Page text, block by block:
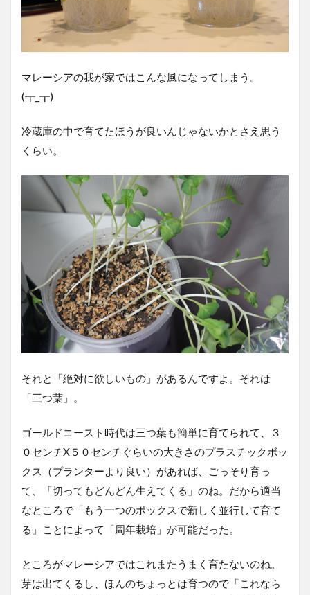
マレーシアの我が家ではこんな風になってしまう。
(┰_┰)
冷蔵庫の中で育てたほうが良いんじゃないかとさえ思う
くらい。
それと「絶対に欲しいもの」があるんですよ。それは
「三つ葉」。
ゴールドコースト時代は三つ葉も簡単に育てられて、３
０センチX５０センチぐらいの大きさのプラスチックボッ
クス（プランターより良い）があれば、ごっそり育っ
て、「切ってもどんどん生えてくる」のね。だから適当
なところで「もう一つのボックスで新しく並行して育て
る」ことによって「周年栽培」が可能だった。
ところがマレーシアではこれまたうまく育たないのね。
芽は出てくるし、ほんのちょっとは育つので「これなら